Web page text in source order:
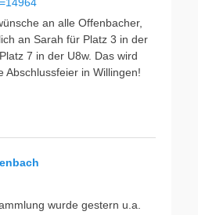
an alle Offenbacher,
an Sarah für Platz 3 in der
7 in der U8w. Das wird
Abschlussfeier in Willingen!
wurde gestern u.a.